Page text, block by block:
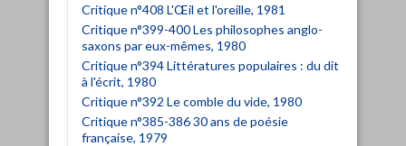
Critique n°408 L'Œil et l'oreille, 1981
Critique n°399-400 Les philosophes anglo-
saxons par eux-mêmes, 1980
Critique n°394 Littératures populaires : du dit
à l'écrit, 1980
Critique n°392 Le comble du vide, 1980
Critique n°385-386 30 ans de poésie
française, 1979